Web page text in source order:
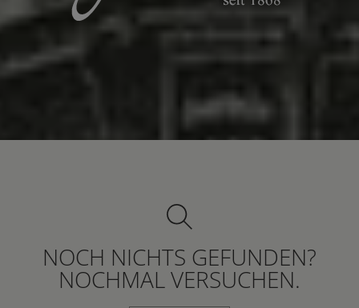
NOCH NICHTS GEFUNDEN?
NOCHMAL VERSUCHEN.